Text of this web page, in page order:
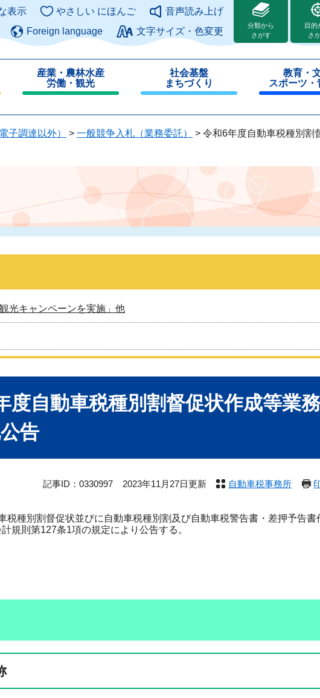
このページの本文へ
表示 やさしい にほんご
音声読み上げ
Foreign language
文字サイズ・色変更
分類から
さがす
目的
さ
産業・農林水産
労働・観光
じ
る
社会基盤
まちづくり
じ
る
教育・
スポーツ・
じ
る
子調達以外） > 一般競争入札（業務委託） > 令和6年度自動車税種別割
光キャンペーンを実施」他
度自動車税種別割督促状作成等業
告
記事ID：0330997 2023年11月27日更新 自動車税事務所
種別割督促状並びに自動車税種別割及び自動車税警告書・差押予告
規則第127条1項の規定により公告する。